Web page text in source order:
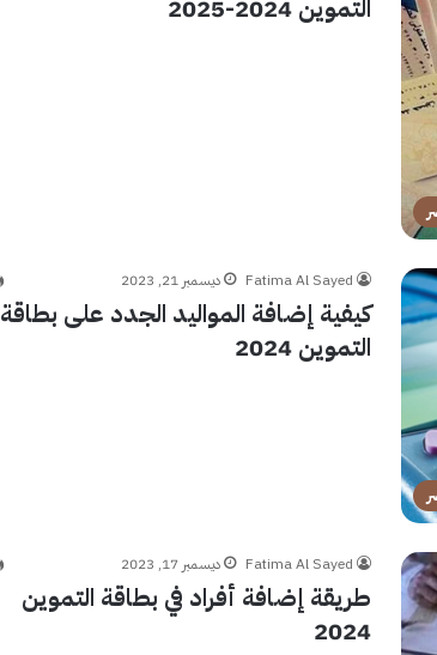
التموين 2024-2025
Fatima Al Sayed ديسمبر 21, 2023
كيفية إضافة المواليد الجدد على بطاقة
التموين 2024
Fatima Al Sayed ديسمبر 17, 2023
طريقة إضافة أفراد في بطاقة التموين
2024